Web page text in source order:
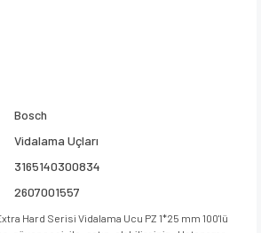
Bosch
Vidalama Uçları
3165140300834
2607001557
Hard Serisi Vidalama Ucu PZ 1*25 mm 100'lü